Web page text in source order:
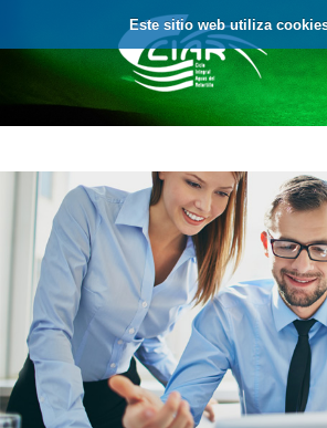
Este sitio web utiliza